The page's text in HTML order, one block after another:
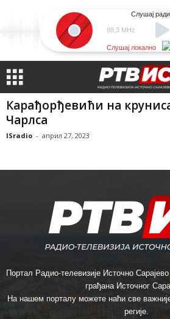
88,3 MHz
Слушај
Слушај локално
Карађорђевићи на
Чарлса
ISradio - април 27, 2023
Портал Радио-телевизије Источно
грађана Источног
На нашем порталу можете наћи све
регије.